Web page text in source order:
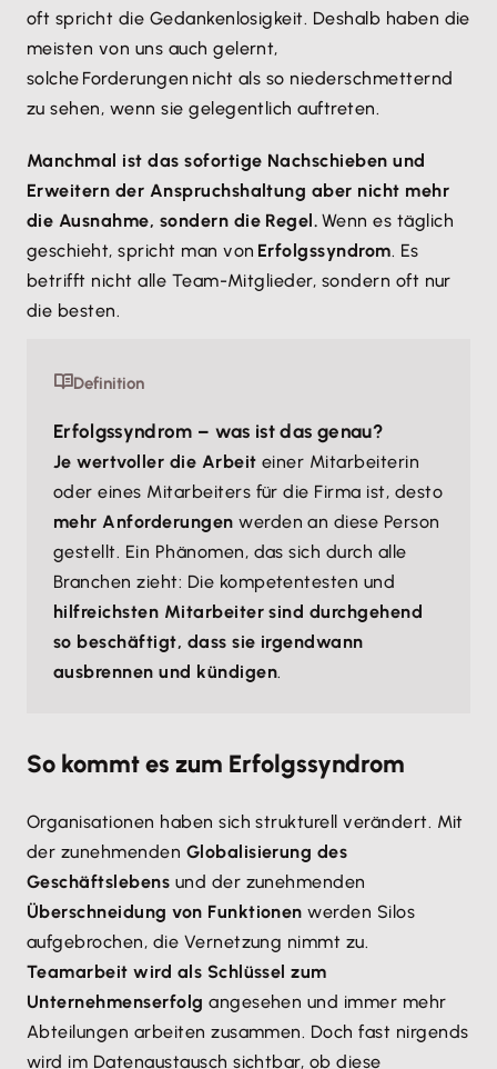
oft spricht die Gedankenlosigkeit. Deshalb haben die
meisten von uns auch gelernt,
solche Forderungen nicht als so niederschmetternd
zu sehen, wenn sie gelegentlich auftreten.
Manchmal ist das sofortige Nachschieben und
Erweitern der Anspruchshaltung aber nicht mehr
die Ausnahme, sondern die Regel. Wenn es täglich
geschieht, spricht man von Erfolgssyndrom. Es
betrifft nicht alle Team-Mitglieder, sondern oft nur
die besten.
Definition
Erfolgssyndrom – was ist das genau?
Je wertvoller die Arbeit einer Mitarbeiterin
oder eines Mitarbeiters für die Firma ist, desto
mehr Anforderungen werden an diese Person
gestellt. Ein Phänomen, das sich durch alle
Branchen zieht: Die kompetentesten und
hilfreichsten Mitarbeiter sind durchgehend
so beschäftigt, dass sie irgendwann
ausbrennen und kündigen.
So kommt es zum Erfolgssyndrom
Organisationen haben sich strukturell verändert. Mit
der zunehmenden Globalisierung des
Geschäftslebens und der zunehmenden
Überschneidung von Funktionen werden Silos
aufgebrochen, die Vernetzung nimmt zu.
Teamarbeit wird als Schlüssel zum
Unternehmenserfolg angesehen und immer mehr
Abteilungen arbeiten zusammen. Doch fast nirgends
wird im Datenaustausch sichtbar, ob diese